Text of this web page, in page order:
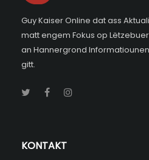
Guy Kaiser Online dat ass
matt engem Fokus op
an Hannergrond
gitt.
KONTAKT